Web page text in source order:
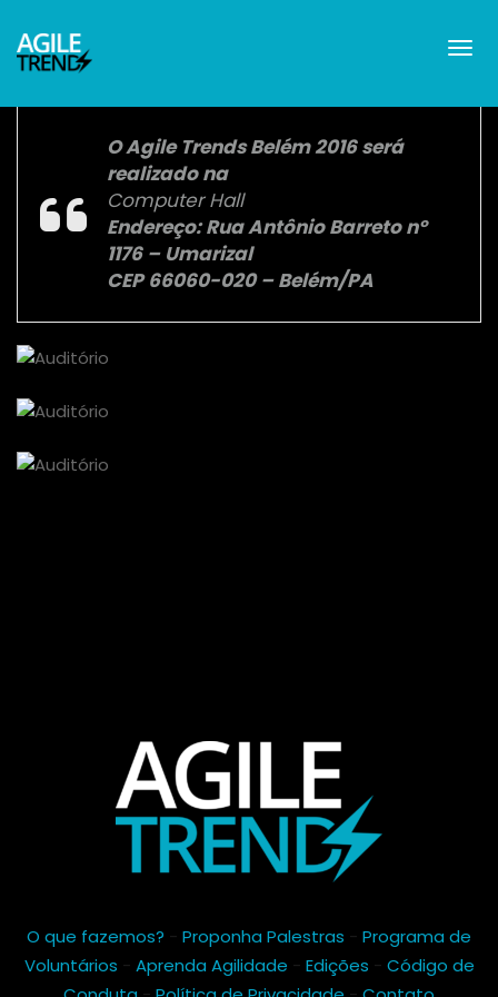
O Agile Trends Belém 2016 será
realizado na
Computer Hall
Endereço: Rua Antônio Barreto nº
1176 – Umarizal
CEP 66060-020 – Belém/PA
O que fazemos? - Proponha Palestras - Programa de
Voluntários - Aprenda Agilidade - Edições - Código de